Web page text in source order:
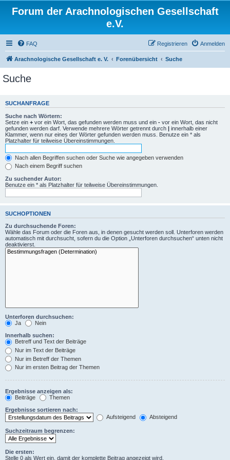
Forum der Arachnologischen Gesellschaft
e.V.
FAQ Anmelden
Registrieren
Arachnologische Gesellschaft e. V. Forenübersicht Suche
Suche
SUCHANFRAGE
Suche nach Wörtern:
Setze ein + vor ein Wort, das gefunden werden muss und ein - vor ein Wort, das nicht
gefunden werden darf. Verwende mehrere Wörter getrennt durch | innerhalb einer
Klammer, wenn nur eines der Wörter gefunden werden muss. Benutze ein * als
Platzhalter für teilweise Übereinstimmungen.
Nach allen Begriffen suchen oder Suche wie angegeben verwenden
Nach einem Begriff suchen
Zu suchender Autor:
Benutze ein * als Platzhalter für teilweise Übereinstimmungen.
SUCHOPTIONEN
Zu durchsuchende Foren:
Wähle das Forum oder die Foren aus, in denen gesucht werden soll. Unterforen werden
automatisch mit durchsucht, sofern du die Option „Unterforen durchsuchen“ unten nicht
deaktivierst.
Unterforen durchsuchen:
Ja
Nein
Innerhalb suchen:
Betreff und Text der Beiträge
Nur im Text der Beiträge
Nur im Betreff der Themen
Nur im ersten Beitrag der Themen
Ergebnisse anzeigen als:
Beiträge
Themen
Ergebnisse sortieren nach:
Aufsteigend
Absteigend
Suchzeitraum begrenzen:
Die ersten:
Stelle 0 als Wert ein, damit der komplette Beitrag angezeigt wird.